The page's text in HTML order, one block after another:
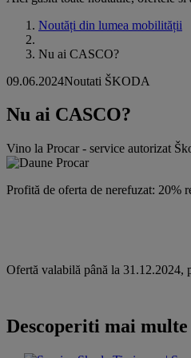
Noutăți din lumea mobilității
Nu ai CASCO?
09.06.2024Noutati ŠKODA
Nu ai CASCO?
Vino la Procar - service autorizat
Profită de oferta de nerefuzat: 20%
Ofertă valabilă până la 31.12.2024,
Descoperiti mai